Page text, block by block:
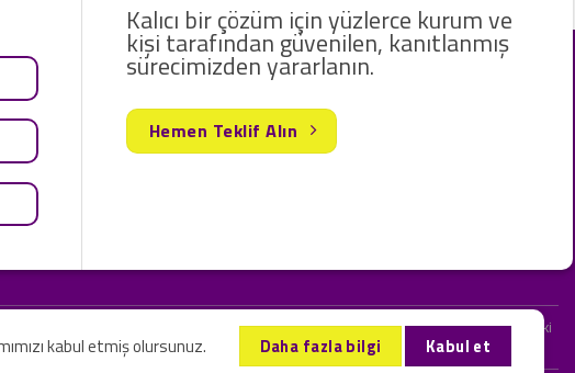
Kalıcı bir çözüm için yüzlerce kurum ve
kişi tarafından güvenilen, kanıtlanmış
sürecimizden yararlanın.
Hemen Teklif Alın
olarak hizmet vermekteyiz. Web sitemizde ve sizinle kurduğumuz iletişimlerdeki
kabul etmiş olursunuz. Daha fazla bilgi Kabul et